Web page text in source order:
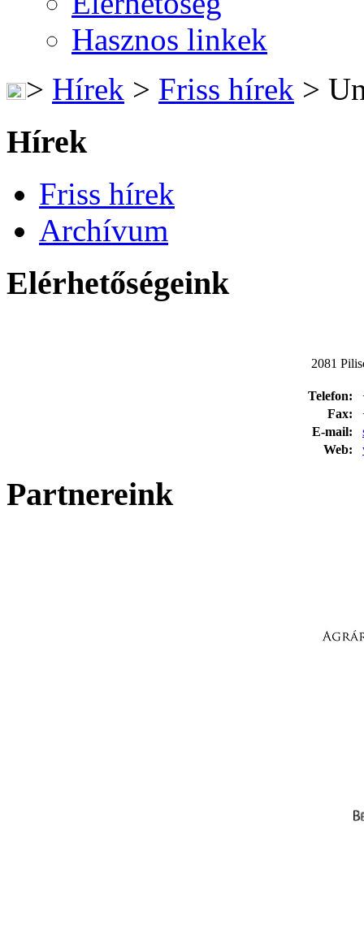
Hasznos linkek
> Hírek > Friss hírek >
Hírek
Friss hírek
Archívum
Elérhetőségeink
2081
Telefon:
Fax:
E-mail:
Web:
Partnereink